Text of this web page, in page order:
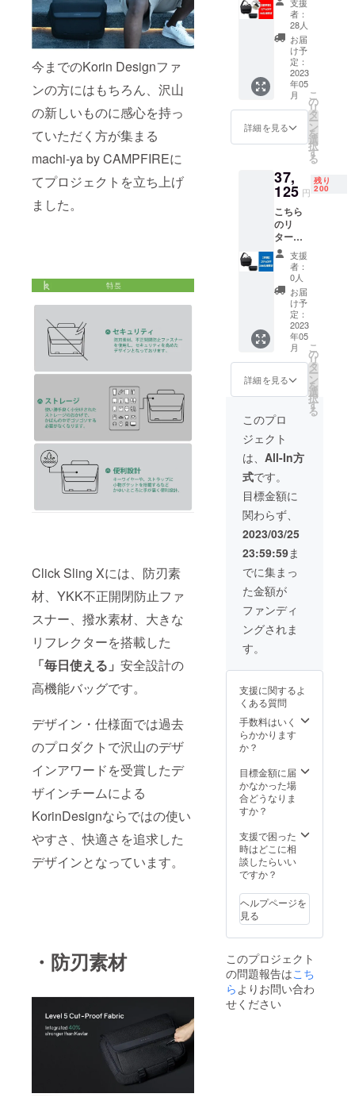
今までのKorin Designファ
ンの方にはもちろん、沢山
の新しいものに感心を持っ
ていただく方が集まる
machi-ya by CAMPFIREに
てプロジェクトを立ち上げ
ました。
Click Sling Xには、防刃素
材、YKK不正開閉防止ファ
スナー、撥水素材、大きな
リフレクターを搭載した
「毎日使える」 安全設計の
高機能バッグです。
デザイン・仕様面では過去
のプロダクトで沢山のデザ
インアワードを受賞したデ
ザインチームによる
KorinDesignならではの使い
やすさ、快適さを追求した
デザインとなっています。
・防刃素材
情報を
盗み取
りにく
くする
機能が
ござい
ます。
セキュ
の高い
ClickSli
リティ
を高め
ること
が出来
ます。
※カラー
はゴー
ルドと
ブラッ
クがご
ざいま
すが、
カラー
の指定
ん。 ※
金属を
編み込
んだ素
材とな
ります
ので、
独特の
シワが
出ます
が不良
品では
ござい
ませ
ん。
ちらの
ポーチ
は、金
属を生
地に編
み込ん
だ仕様
で、 ワ
イヤレ
スで
み取る
「スキ
グ」と
いう行
為を防
止し、
情報を
盗み取
りにく
くする
機能が
ござい
ます。
セキュ
の高い
ClickSli
セキュ
リティ
を高め
ること
ます。
※カラー
はゴー
ルドと
ブラッ
クがご
ざいま
すが、
カラー
の指定
はでき
ませ
ん。 ※
編み込
んだ素
材とな
ります
ので、
独特の
が不良
品では
ござい
す。
「Click
Sling
X」1点
一般販
売予定
価格
32450
「Click
Sling」
1点 一
格
17050
円 合計
49500
円のと
ころを
60名様
限定で
37％オ
フにて
ご用意
いたし
ます。
こちら
には送
料も含
まれま
ちらの
ンをご
支援頂
きます
と 非売
品の
KORIN
DESIG
N RFID
ング防
止ポー
チをプ
レゼン
トいた
しま
す。 こ
は、金
属を生
地に編
み込ん
だ仕様
で、 ワ
カード
類の情
報を盗
ミン
グ」と
いう行
為を防
情報を
盗み取
りにく
くする
ござい
ます。
セキュ
リティ
の高い
支援
者：
28人
お届
け予
定：
2023
年05
月
詳細を見る
こ
の
リ
タ
ー
ン
を
選
択
す
る
37,
125 円
残り
200
こちら
のリ
ターン
では、
「Click
Sling
X」1点
一般販
売予定
価格
32450
「Click
Sling」
1点 一
予定価
格
17050
円 合計
49500
円のと
ころを
200名様
限定で
25％オ
フにて
ご用意
いたし
ます。
こちら
には送
料も含
まれま
支援
者：
0人
お届
け予
定：
2023
年05
月
詳細を見る
こ
の
リ
タ
ー
ン
を
選
択
す
る
このプロ
ジェクト
は、 All-In方
式です。
目標金額に
関わらず、
2023/03/25
23:59:59ま
でに集まっ
た金額が
ファンディ
ングされま
す。
支援に関するよ
くある質問
手数料はいく
らかかります
か？
目標金額に届
かなかった場
合どうなりま
すか？
支援で困った
時はどこに相
談したらいい
ですか？
ヘルプページを
見る
このプロジェクト
の問題報告はこち
らよりお問い合わ
せください